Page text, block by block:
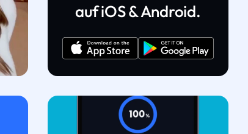
auf iOS & Android.